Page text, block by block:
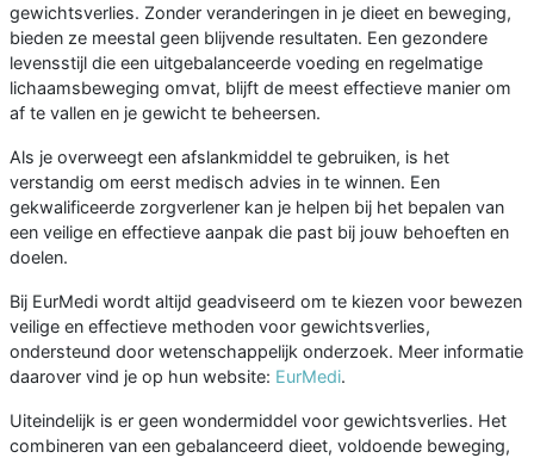
gewichtsverlies. Zonder veranderingen in je dieet en beweging,
bieden ze meestal geen blijvende resultaten. Een gezondere
levensstijl die een uitgebalanceerde voeding en regelmatige
lichaamsbeweging omvat, blijft de meest effectieve manier om
af te vallen en je gewicht te beheersen.
Als je overweegt een afslankmiddel te gebruiken, is het
verstandig om eerst medisch advies in te winnen. Een
gekwalificeerde zorgverlener kan je helpen bij het bepalen van
een veilige en effectieve aanpak die past bij jouw behoeften en
doelen.
Bij EurMedi wordt altijd geadviseerd om te kiezen voor bewezen
veilige en effectieve methoden voor gewichtsverlies,
ondersteund door wetenschappelijk onderzoek. Meer informatie
daarover vind je op hun website: EurMedi.
Uiteindelijk is er geen wondermiddel voor gewichtsverlies. Het
combineren van een gebalanceerd dieet, voldoende beweging,